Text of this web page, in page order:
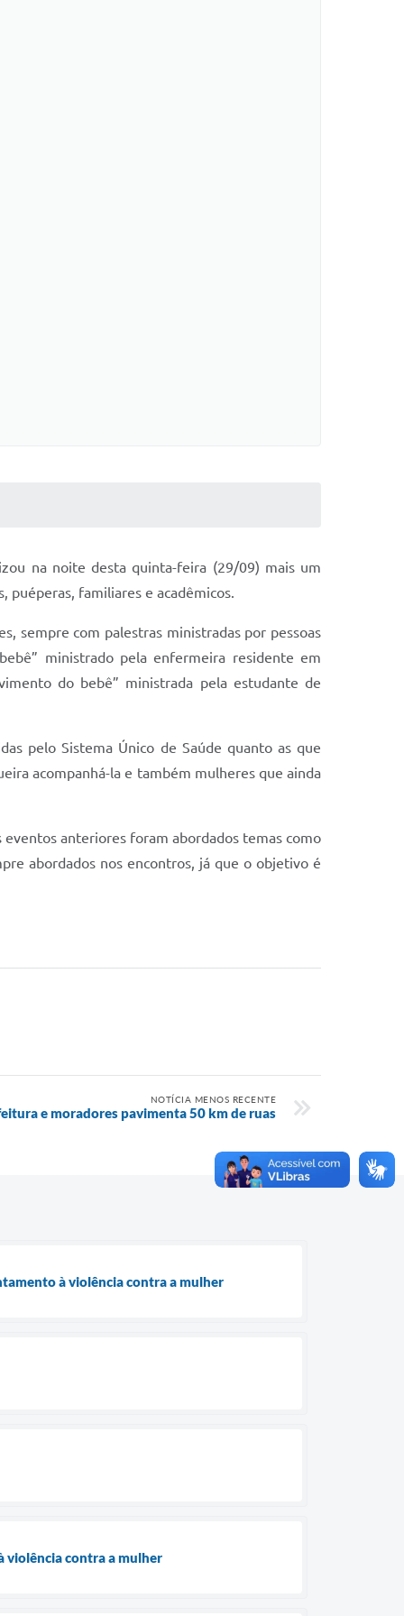
na noite desta quinta-feira (29/09) mais um
puéperas, familiares e acadêmicos.
sempre com palestras ministradas por pessoas
ministrado pela enfermeira residente em
do bebê” ministrada pela estudante de
pelo Sistema Único de Saúde quanto as que
acompanhá-la e também mulheres que ainda
eventos anteriores foram abordados temas como
abordados nos encontros, já que o objetivo é
NOTÍCIA MENOS RECENTE
e moradores pavimenta 50 km de ruas
à violência contra a mulher
violência contra a mulher